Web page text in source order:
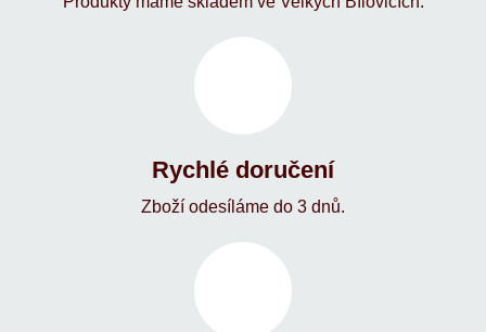
Rychlé doručení
Zboží odesíláme do 3 dnů.